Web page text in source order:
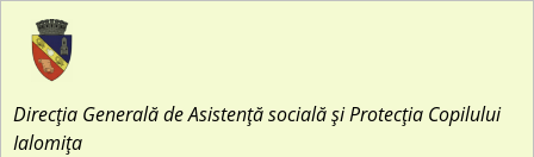
Direcția Generală de Asistență socială și Protecția Copilului
Ialomița